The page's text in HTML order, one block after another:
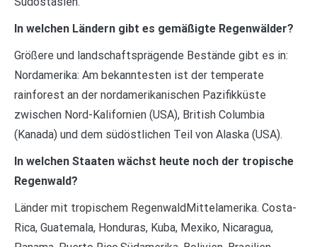
In welchen Ländern gibt es gemäßigte Regenwälder?
Größere und landschaftsprägende Bestände gibt es in:
Nordamerika: Am bekanntesten ist der temperate
rainforest an der nordamerikanischen Pazifikküste
zwischen Nord-Kalifornien (USA), British Columbia
(Kanada) und dem südöstlichen Teil von Alaska (USA).
In welchen Staaten wächst heute noch der tropische
Regenwald?
Länder mit tropischem RegenwaldMittelamerika. Costa-
Rica, Guatemala, Honduras, Kuba, Mexiko, Nicaragua,